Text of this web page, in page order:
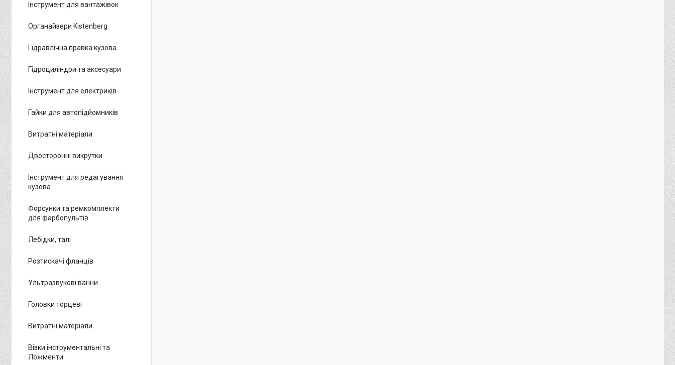
Інструмент для вантажівок
Органайзери Kistenberg
Гідравлічна правка кузова
Гідроциліндри та аксесуари
Інструмент для електриків
Гайки для автопідйомників
Витратні матеріали
Двосторонні викрутки
Інструмент для редагування
кузова
Форсунки та ремкомплекти
для фарбопультів
Лебідки, талі
Розтискачі фланців
Ультразвукові ванни
Головки торцеві
Витратні матеріали
Візки інструментальні та
Ложменти